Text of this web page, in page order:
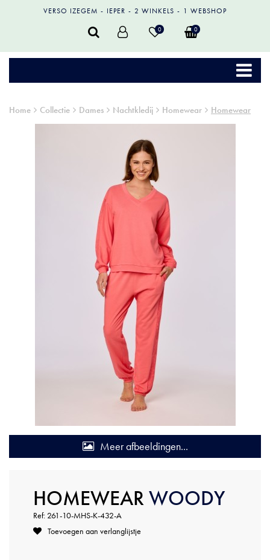
VERSO IZEGEM IEPER 2 WINKELS 1 WEBSHOP
0 0
Home Collectie Dames Nachtkledij Homewear Homewear
Meer afbeeldingen...
HOMEWEARWOODY
Ref: 261-10-MHS-K-432-A
Toevoegen aan verlanglijstje